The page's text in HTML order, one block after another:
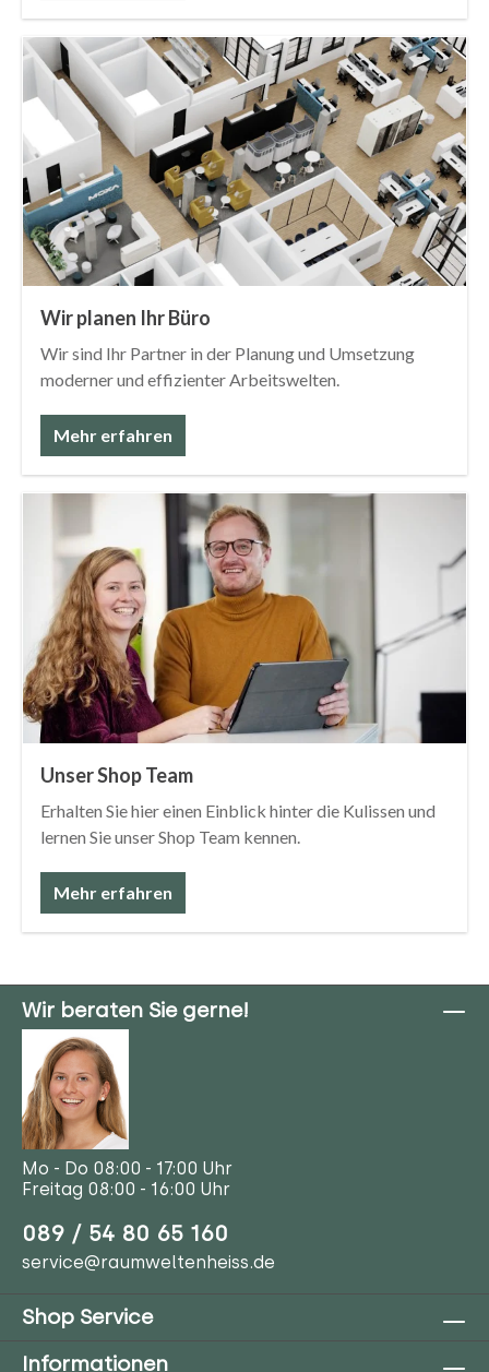
Wir planen Ihr Büro
Wir sind Ihr Partner in der Planung und Umsetzung
moderner und effizienter Arbeitswelten.
Mehr erfahren
Unser Shop Team
Erhalten Sie hier einen Einblick hinter die Kulissen und
lernen Sie unser Shop Team kennen.
Mehr erfahren
Wir beraten Sie gerne!
Mo - Do 08:00 - 17:00 Uhr
Freitag 08:00 - 16:00 Uhr
089 / 54 80 65 160
service@raumweltenheiss.de
Shop Service
Informationen